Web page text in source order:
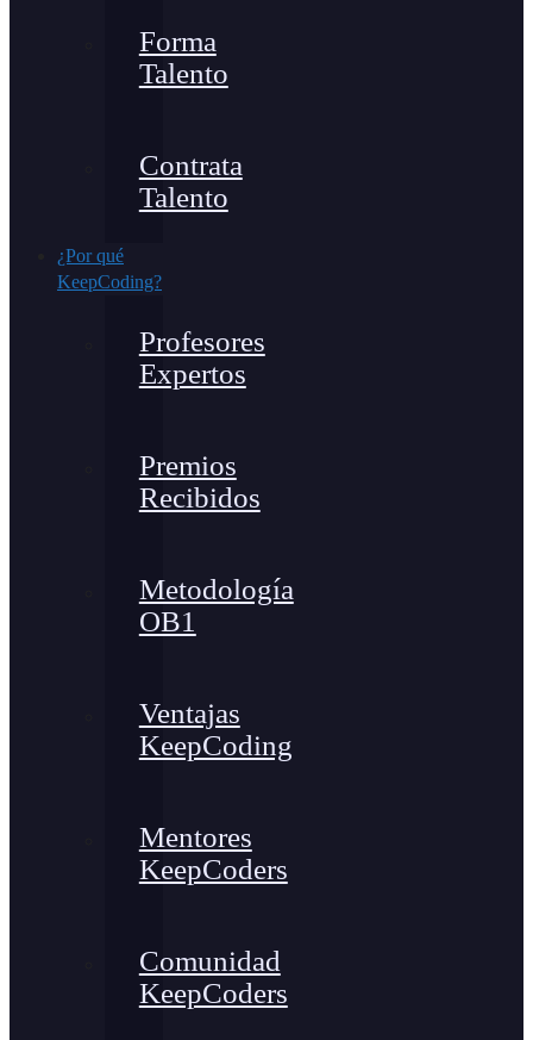
Forma
Talento
Contrata
Talento
¿Por qué
KeepCoding?
Profesores
Expertos
Premios
Recibidos
Metodología
OB1
Ventajas
KeepCoding
Mentores
KeepCoders
Comunidad
KeepCoders